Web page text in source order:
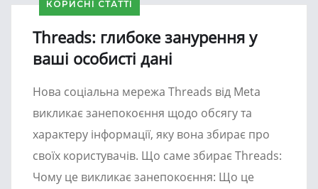
КОРИСНІ СТАТТІ
Threads: глибоке занурення у
ваші особисті дані
Нова соціальна мережа Threads від Meta
викликає занепокоєння щодо обсягу та
характеру інформації, яку вона збирає про
своїх користувачів. Що саме збирає Threads:
Чому це викликає занепокоєння: Що це